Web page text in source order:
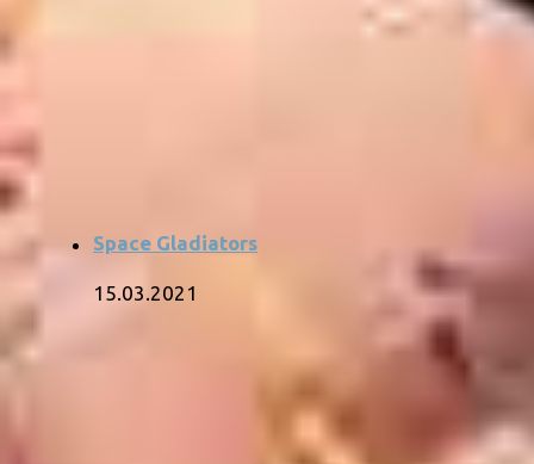
Space Gladiators
15.03.2021